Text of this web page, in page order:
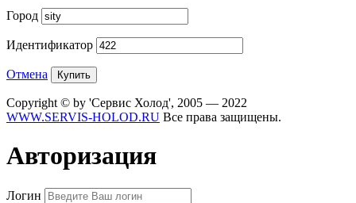
Город
Идентификатор
Отмена
Copyright © by 'Сервис Холод', 2005 — 2022
WWW.SERVIS-HOLOD.RU Все права защищены.
Авторизация
Логин